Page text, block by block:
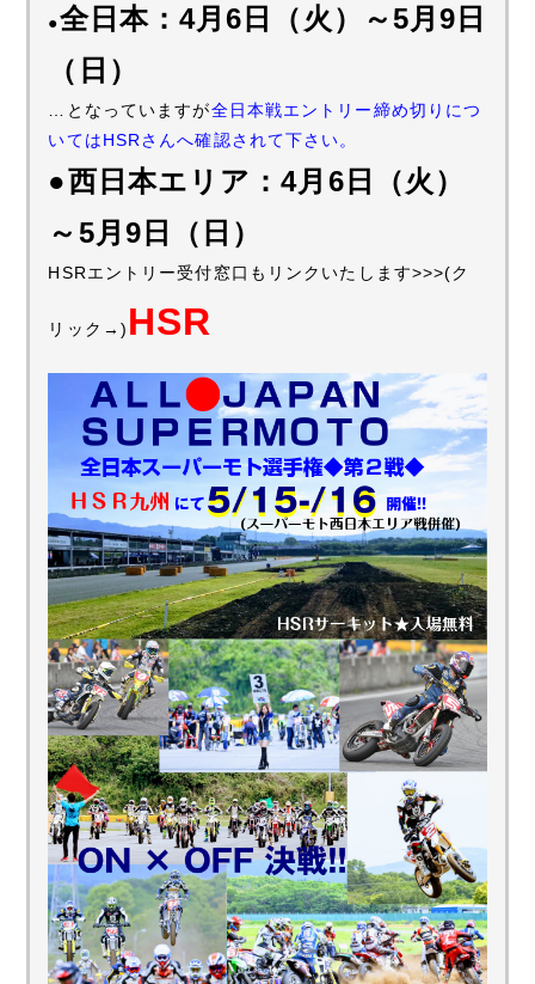
●全日本：4月6日（火）～5月9日
（日）
…となっていますが全日本戦エントリー締め切りにつ
いてはHSRさんへ確認されて下さい。
●西日本エリア：4月6日（火）
～5月9日（日）
HSRエントリー受付窓口もリンクいたします>>>(ク
リック→) HSR